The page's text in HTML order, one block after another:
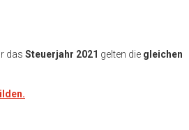
das Steuerjahr 2021 gelten die gleichen